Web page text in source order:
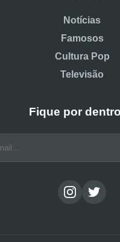
Notícias
Famosos
Cultura Pop
Televisão
Fique por